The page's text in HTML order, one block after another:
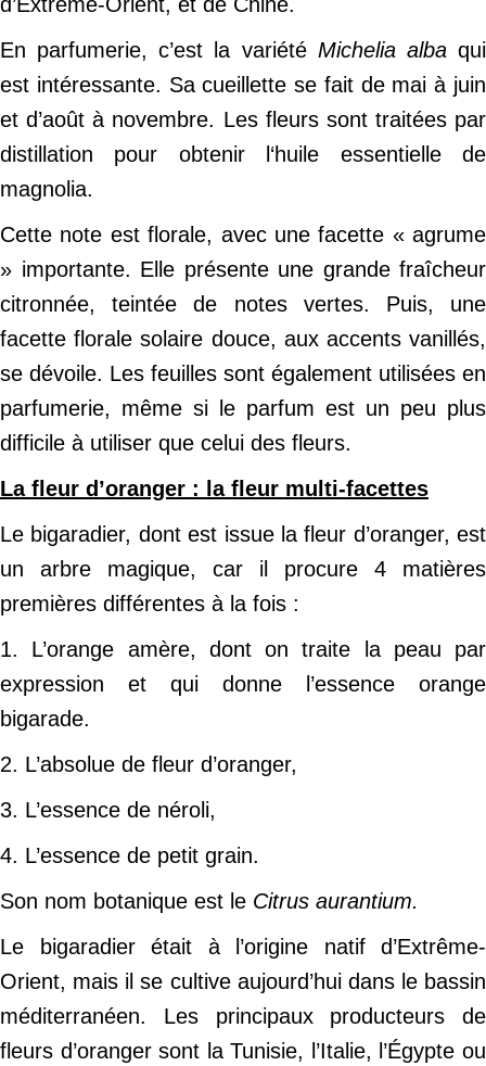
En parfumerie, c’est la variété Michelia albaqui
est intéressante. Sa cueillette se fait de mai à juin
et d’août à novembre. Les fleurs sont traitées par
distillation pour obtenir l‘huile essentielle de
magnolia.
Cette note est florale, avec une facette « agrume
» importante. Elle présente une grande fraîcheur
citronnée, teintée de notes vertes. Puis, une
facette florale solaire douce, aux accents vanillés,
se dévoile. Les feuilles sont également utilisées en
parfumerie, même si le parfum est un peu plus
difficile à utiliser que celui des fleurs.
La fleur d’oranger : la fleur multi-facettes
Le bigaradier, dont est issue la fleur d’oranger, est
un arbre magique, car il procure 4 matières
premières différentes à la fois :
1. L’orange amère, dont on traite la peau par
expression et qui donne l’essence orange
bigarade.
2. L’absolue de fleur d’oranger,
3. L’essence de néroli,
4. L’essence de petit grain.
Son nom botanique est le Citrus aurantium.
Le bigaradier était à l’origine natif d’Extrême-
Orient, mais il se cultive aujourd’hui dans le bassin
méditerranéen. Les principaux producteurs de
fleurs d’oranger sont la Tunisie, l’Italie, l’Égypte ou